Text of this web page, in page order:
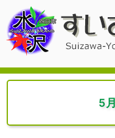
5